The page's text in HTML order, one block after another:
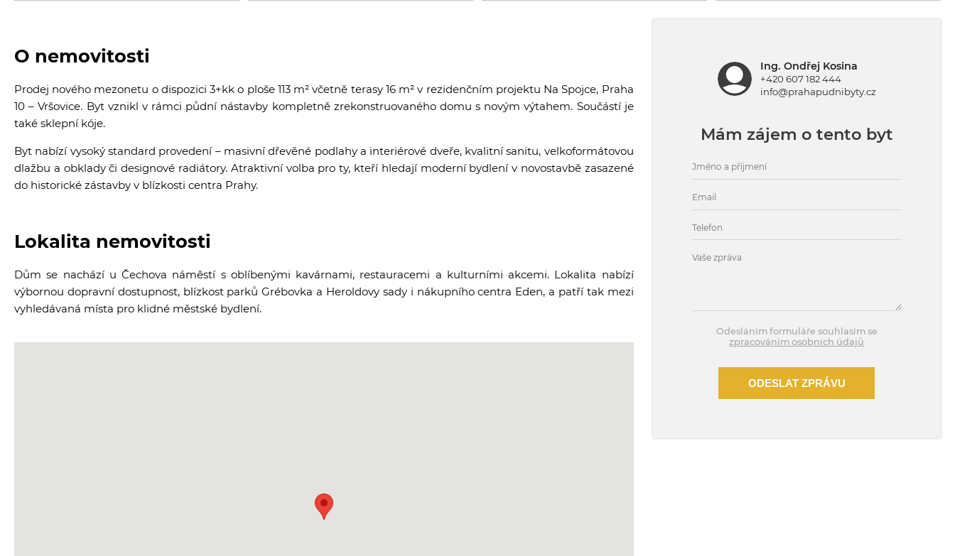
O nemovitosti
Prodej nového mezonetu o dispozici 3+kk o ploše 113 m² včetně terasy 16 m² v rezidenčním projektu Na Spojce, Praha
10 – Vršovice. Byt vznikl v rámci půdní nástavby kompletně zrekonstruovaného domu s novým výtahem. Součástí je
také sklepní kóje.
Byt nabízí vysoký standard provedení – masivní dřevěné podlahy a interiérové dveře, kvalitní sanitu, velkoformátovou
dlažbu a obklady či designové radiátory. Atraktivní volba pro ty, kteří hledají moderní bydlení v novostavbě zasazené
do historické zástavby v blízkosti centra Prahy.
Lokalita nemovitosti
Dům se nachází u Čechova náměstí s oblíbenými kavárnami, restauracemi a kulturními akcemi. Lokalita nabízí
výbornou dopravní dostupnost, blízkost parků Grébovka a Heroldovy sady i nákupního centra Eden, a patří tak mezi
vyhledávaná místa pro klidné městské bydlení.
Ing. Ondřej Kosina
+420 607 182 444
info@prahapudnibyty.cz
Mám zájem o tento byt
Odesláním formuláře souhlasím se
zpracováním osobních údajů
ODESLAT ZPRÁVU